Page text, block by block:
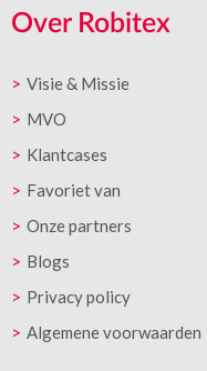
Over Robitex
Visie & Missie
MVO
Klantcases
Favoriet van
Onze partners
Blogs
Privacy policy
Algemene voorwaarden